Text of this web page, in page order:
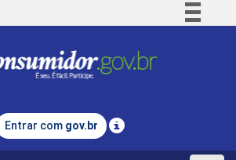
Comunica BR
Legislação
Entrar com gov.br